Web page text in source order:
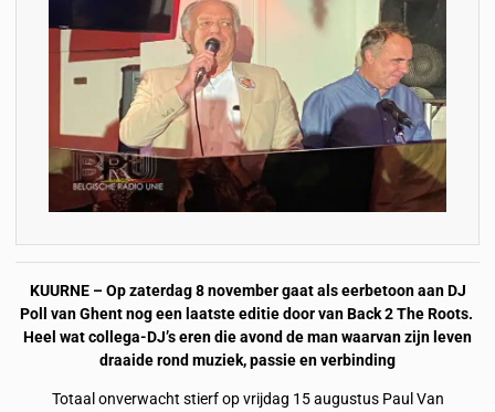
KUURNE – Op zaterdag 8 november gaat als eerbetoon aan DJ
Poll van Ghent nog een laatste editie door van Back 2 The Roots.
Heel wat collega-DJ’s eren die avond de man waarvan zijn leven
draaide rond muziek, passie en verbinding
Totaal onverwacht stierf op vrijdag 15 augustus Paul Van